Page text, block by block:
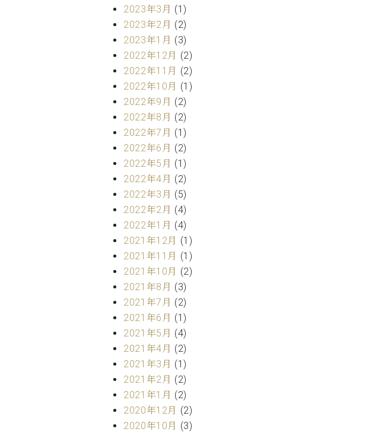
2023年3月 (1)
2023年2月 (2)
2023年1月 (3)
2022年12月 (2)
2022年11月 (2)
2022年10月 (1)
2022年9月 (2)
2022年8月 (2)
2022年7月 (1)
2022年6月 (2)
2022年5月 (1)
2022年4月 (2)
2022年3月 (5)
2022年2月 (4)
2022年1月 (4)
2021年12月 (1)
2021年11月 (1)
2021年10月 (2)
2021年8月 (3)
2021年7月 (2)
2021年6月 (1)
2021年5月 (4)
2021年4月 (2)
2021年3月 (1)
2021年2月 (2)
2021年1月 (2)
2020年12月 (2)
2020年10月 (3)